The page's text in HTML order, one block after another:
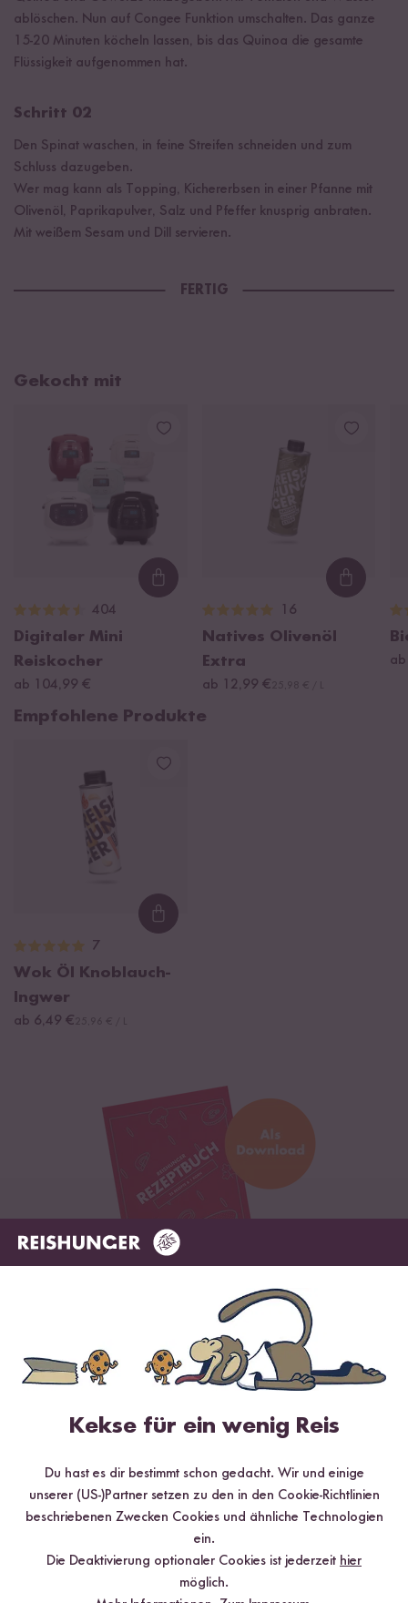
ablöschen. Nun auf Congee Funktion umschalten. Das ganze
15-20 Minuten köcheln lassen, bis das Quinoa die gesamte
Flüssigkeit aufgenommen hat.
Schritt 02
Den Spinat waschen, in feine Streifen schneiden und zum
Schluss dazugeben.
Wer mag kann als Topping, Kichererbsen in einer Pfanne mit
Olivenöl, Paprikapulver, Salz und Pfeffer knusprig anbraten.
Mit weißem Sesam und Dill servieren.
FERTIG
Gekocht mit
Loading...
404
Digitaler Mini
Reiskocher
ab 104,99 €
16
Natives Olivenöl
Extra
ab 12,99 €
Empfohlene Produkte
Loading...
7
Wok Öl Knoblauch-
Ingwer
ab 6,49 €
Digitales Rezeptbuch per E-Mail
✔️ 25 leckere Rezepte aus unseren bunten Kochwelten
✔️ Von Sushi über Curry bis hin zu Desserts
Jetzt sichern
*Das Digitale Rezeptbuch wird dir nach vollständiger Anmeldung zum Newsletter
Kekse für ein wenig Reis
Du hast es dir bestimmt schon gedacht. Wir und einige
unserer (US-)Partner setzen zu den in den Cookie-Richtlinien
beschriebenen Zwecken Cookies und ähnliche Technologien
ein.
Die Deaktivierung optionaler Cookies ist jederzeit hier
möglich.